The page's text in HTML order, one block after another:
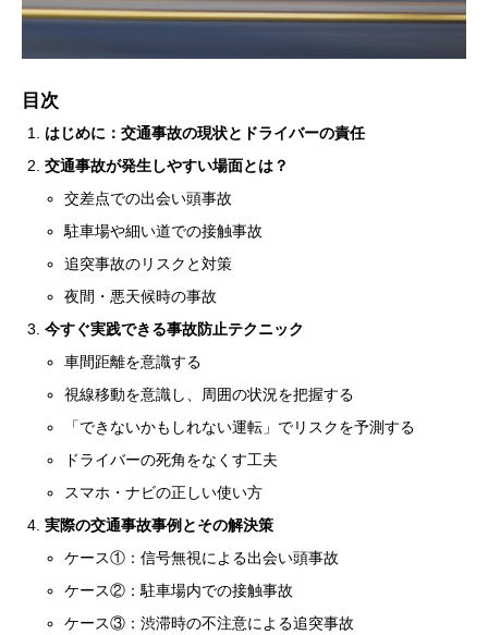
目次
はじめに：交通事故の現状とドライバーの責任
交通事故が発生しやすい場面とは？
交差点での出会い頭事故
駐車場や細い道での接触事故
追突事故のリスクと対策
夜間・悪天候時の事故
今すぐ実践できる事故防止テクニック
車間距離を意識する
視線移動を意識し、周囲の状況を把握する
「できないかもしれない運転」でリスクを予測する
ドライバーの死角をなくす工夫
スマホ・ナビの正しい使い方
実際の交通事故事例とその解決策
ケース①：信号無視による出会い頭事故
ケース②：駐車場内での接触事故
ケース③：渋滞時の不注意による追突事故